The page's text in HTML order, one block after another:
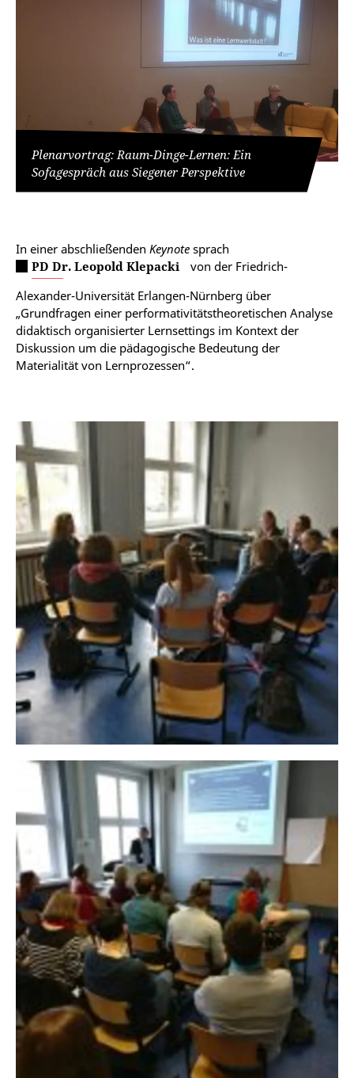
Plenarvortrag: Raum-Dinge-Lernen: Ein
Sofagespräch aus Siegener Perspektive
In einer abschließenden Keynote sprach
PD Dr. Leopold Klepacki
von der Friedrich-
Alexander-Universität Erlangen-Nürnberg über
„Grundfragen einer performativitätstheoretischen Analyse
didaktisch organisierter Lernsettings im Kontext der
Diskussion um die pädagogische Bedeutung der
Materialität von Lernprozessen“.